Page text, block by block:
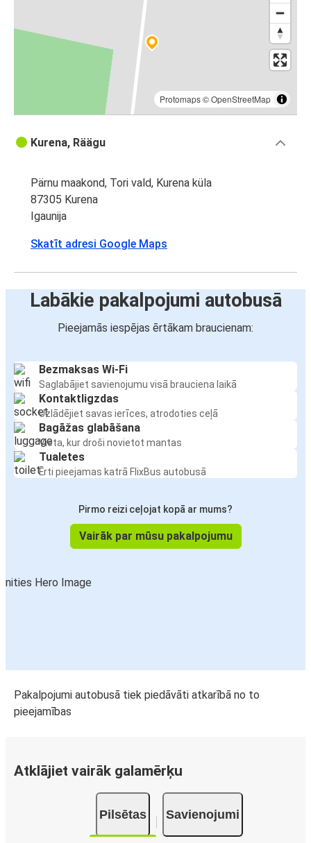
Protomaps©OpenStreetMap
Kurena, Räägu
Pärnu maakond, Tori vald, Kurena küla
87305 Kurena
Igaunija
Skatīt adresi Google Maps
Labākie pakalpojumi autobusā
Pieejamās iespējas ērtākam braucienam:
Bezmaksas Wi-Fi
Saglabājiet savienojumu visā brauciena laikā
Kontaktligzdas
Uzlādējiet savas ierīces, atrodoties ceļā
Bagāžas glabāšana
Vieta, kur droši novietot mantas
Tualetes
Ērti pieejamas katrā FlixBus autobusā
Pirmo reizi ceļojat kopā ar mums?
Vairāk par mūsu pakalpojumu
Pakalpojumi autobusā tiek piedāvāti atkarībā no to
pieejamības
Atklājiet vairāk galamērķu
Pilsētas Savienojumi